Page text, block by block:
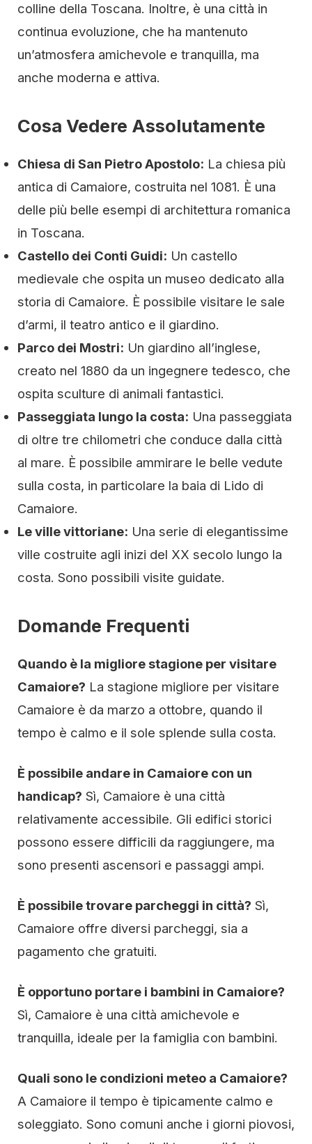
colline della Toscana. Inoltre, è una città in
continua evoluzione, che ha mantenuto
un’atmosfera amichevole e tranquilla, ma
anche moderna e attiva.
Cosa Vedere Assolutamente
Chiesa di San Pietro Apostolo: La chiesa più
antica di Camaiore, costruita nel 1081. È una
delle più belle esempi di architettura romanica
in Toscana.
Castello dei Conti Guidi: Un castello
medievale che ospita un museo dedicato alla
storia di Camaiore. È possibile visitare le sale
d’armi, il teatro antico e il giardino.
Parco dei Mostri: Un giardino all’inglese,
creato nel 1880 da un ingegnere tedesco, che
ospita sculture di animali fantastici.
Passeggiata lungo la costa: Una passeggiata
di oltre tre chilometri che conduce dalla città
al mare. È possibile ammirare le belle vedute
sulla costa, in particolare la baia di Lido di
Camaiore.
Le ville vittoriane: Una serie di elegantissime
ville costruite agli inizi del XX secolo lungo la
costa. Sono possibili visite guidate.
Domande Frequenti
Quando è la migliore stagione per visitare
Camaiore? La stagione migliore per visitare
Camaiore è da marzo a ottobre, quando il
tempo è calmo e il sole splende sulla costa.
È possibile andare in Camaiore con un
handicap? Sì, Camaiore è una città
relativamente accessibile. Gli edifici storici
possono essere difficili da raggiungere, ma
sono presenti ascensori e passaggi ampi.
È possibile trovare parcheggi in città? Sì,
Camaiore offre diversi parcheggi, sia a
pagamento che gratuiti.
È opportuno portare i bambini in Camaiore?
Sì, Camaiore è una città amichevole e
tranquilla, ideale per la famiglia con bambini.
Quali sono le condizioni meteo a Camaiore?
A Camaiore il tempo è tipicamente calmo e
soleggiato. Sono comuni anche i giorni piovosi,